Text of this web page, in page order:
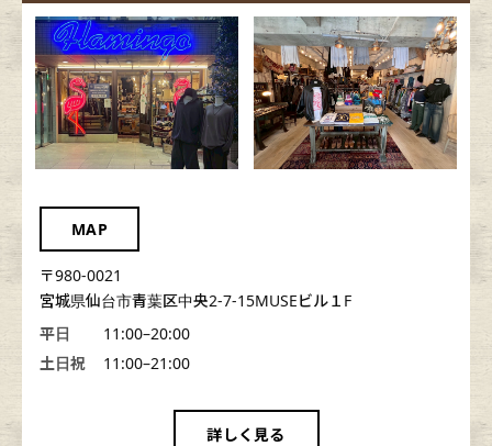
MAP
〒980-0021
宮城県仙台市青葉区中央2-7-15MUSEビル１F
平日
11:00–20:00
土日祝
11:00–21:00
詳しく見る